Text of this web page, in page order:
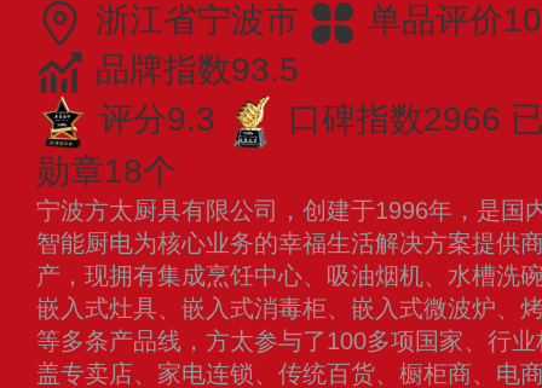
浙江省宁波市
单品评价
品牌指数93.5
评分9.3
口碑指数2966
勋章18个
宁波方太厨具有限公司，创建于1996年，是国
智能厨电为核心业务的幸福生活解决方案提供
产，现拥有集成烹饪中心、吸油烟机、水槽洗
嵌入式灶具、嵌入式消毒柜、嵌入式微波炉、
等多条产品线，方太参与了100多项国家、行
盖专卖店、家电连锁、传统百货、橱柜商、电